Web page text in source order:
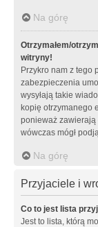
Na górę
Otrzymałem/
witryny!
Przykro nam z tego
zabezpieczenia
wysyłają takie
kopię otrzymanego
ponieważ zawierają
wówczas mógł
Na górę
Przyjaciele i
Co to jest lista
Jest to lista, którą